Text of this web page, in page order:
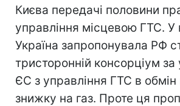
Києва передачі половини
управління місцевою ГТС. У
Україна запропонувала РФ
тристоронній консорціум
ЄС з управління ГТС в обмін
знижку на газ. Проте ця